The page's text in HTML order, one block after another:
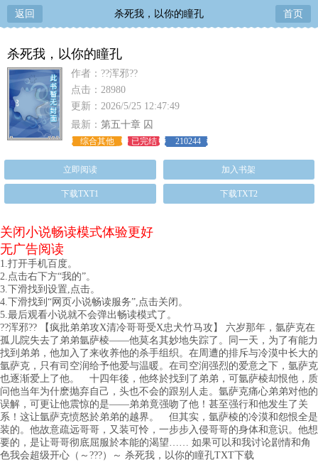
返回 杀死我，以你的瞳孔 首页
杀死我，以你的瞳孔
作者：??浑邪??
点击：28980
更新：2026/5/25 12:47:49
最新： 第五十章 囚
综合其他 已完结 210244
立即阅读 加入书架
下载TXT1 下载TXT2
关闭小说畅读模式体验更好
无广告阅读
1.打开手机百度。
2.点击右下方“我的”。
3.下滑找到设置,点击。
4.下滑找到“网页小说畅读服务”,点击关闭。
5.最后观看小说就不会弹出畅读模式了。
??浑邪?? 【疯批弟弟攻X清冷哥哥受X忠犬竹马攻】 六岁那年，氩萨克在
孤儿院失去了弟弟氩萨棱——他莫名其妙地失踪了。同一天，为了有能力
找到弟弟，他加入了来收养他的杀手组织。在周遭的排斥与冷漠中长大的
氩萨克，只有司空润给予他爱与温暖。在司空润强烈的爱意之下，氩萨克
也逐渐爱上了他。 十四年後，他终於找到了弟弟，可氩萨棱却恨他，质
问他当年为什麽抛弃自己，头也不会的跟别人走。氩萨克痛心弟弟对他的
误解，可更让他震惊的是——弟弟竟强吻了他！甚至强行和他发生了关
系！这让氩萨克愤怒於弟弟的越界。 但其实，氩萨棱的冷漠和怨恨全是
装的。他故意疏远哥哥，又装可怜，一步步入侵哥哥的身体和意识。他想
要的，是让哥哥彻底屈服於本能的渴望…… 如果可以和我讨论剧情和角
色我会超级开心（～???）～ 杀死我，以你的瞳孔TXT下载